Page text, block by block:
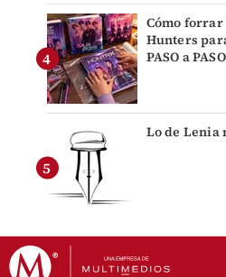
Cómo forrar
Hunters
PASO a PASO
Lo de Lenia